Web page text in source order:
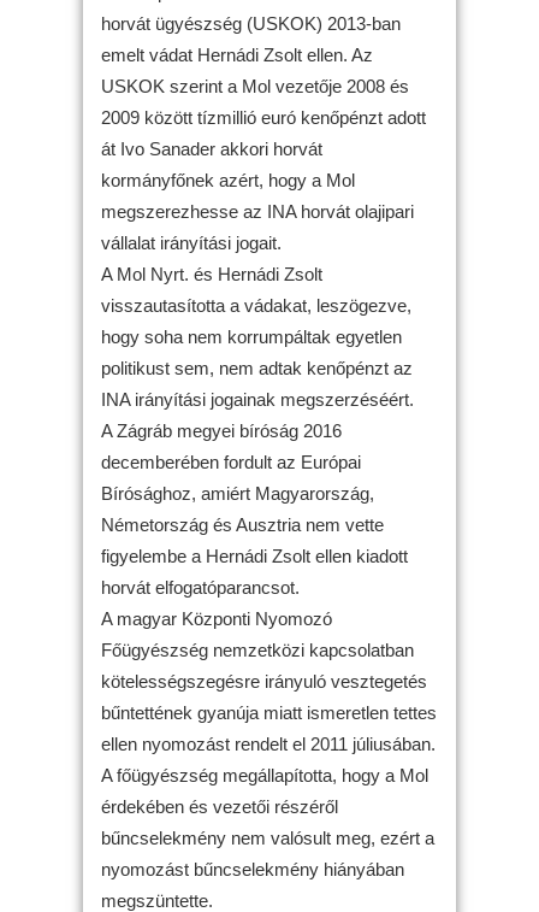
horvát ügyészség (USKOK) 2013-ban
emelt vádat Hernádi Zsolt ellen. Az
USKOK szerint a Mol vezetője 2008 és
2009 között tízmillió euró kenőpénzt adott
át Ivo Sanader akkori horvát
kormányfőnek azért, hogy a Mol
megszerezhesse az INA horvát olajipari
vállalat irányítási jogait.
A Mol Nyrt. és Hernádi Zsolt
visszautasította a vádakat, leszögezve,
hogy soha nem korrumpáltak egyetlen
politikust sem, nem adtak kenőpénzt az
INA irányítási jogainak megszerzéséért.
A Zágráb megyei bíróság 2016
decemberében fordult az Európai
Bírósághoz, amiért Magyarország,
Németország és Ausztria nem vette
figyelembe a Hernádi Zsolt ellen kiadott
horvát elfogatóparancsot.
A magyar Központi Nyomozó
Főügyészség nemzetközi kapcsolatban
kötelességszegésre irányuló vesztegetés
bűntettének gyanúja miatt ismeretlen tettes
ellen nyomozást rendelt el 2011 júliusában.
A főügyészség megállapította, hogy a Mol
érdekében és vezetői részéről
bűncselekmény nem valósult meg, ezért a
nyomozást bűncselekmény hiányában
megszüntette.